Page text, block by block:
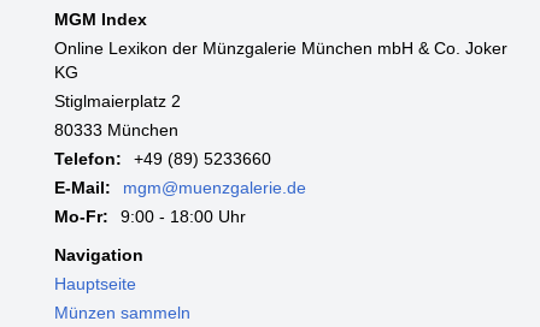
MGM Index
Online Lexikon der Münzgalerie München mbH & Co. Joker
KG
Stiglmaierplatz 2
80333 München
Telefon:
+49 (89) 5233660
E-Mail:
mgm@muenzgalerie.de
Mo-Fr:
9:00 - 18:00 Uhr
Navigation
Hauptseite
Münzen sammeln